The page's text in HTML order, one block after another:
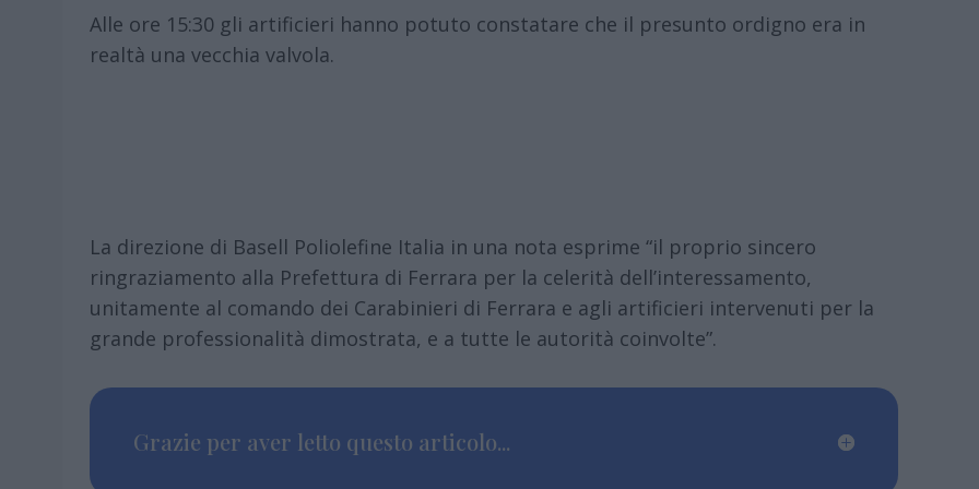
Alle ore 15:30 gli artificieri hanno potuto constatare che il presunto ordigno era in
realtà una vecchia valvola.
La direzione di Basell Poliolefine Italia in una nota esprime “il proprio sincero
ringraziamento alla Prefettura di Ferrara per la celerità dell’interessamento,
unitamente al comando dei Carabinieri di Ferrara e agli artificieri intervenuti per la
grande professionalità dimostrata, e a tutte le autorità coinvolte”.
Grazie per aver letto questo articolo...